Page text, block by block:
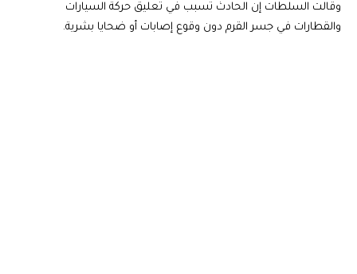
وقالت السلطات إن الحادث تسبب في تعليق حركة السيارات
والقطارات في جسر القرم دون وقوع إصابات أو ضحايا بشرية.